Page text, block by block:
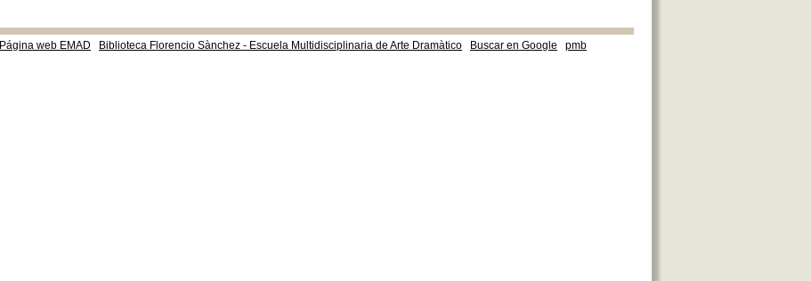
Página web EMAD Biblioteca Florencio Sànchez - Escuela Multidisciplinaria de Arte Dramàtico Buscar en Google pmb